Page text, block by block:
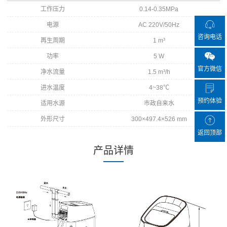
工作压力 0.14-0.35MPa
电源 AC 220V/50Hz
再生周期 1 m³
功率 5 W
净水流量 1.5 m³/h
进水温度 4~38℃
适用水源 市政自来水
外形尺寸 300×497.4×526 mm
产品详情
咨询电话
官方微信
预约体验
返回顶部